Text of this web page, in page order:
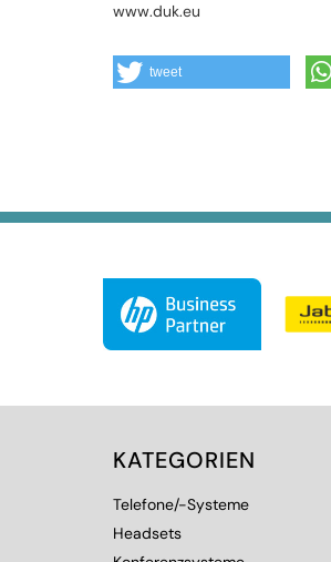
www.duk.eu
tweet
KATEGORIEN
Telefone/-Systeme
Headsets